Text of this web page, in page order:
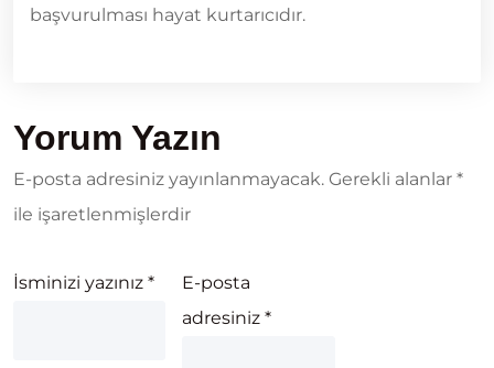
başvurulması hayat kurtarıcıdır.
Yorum Yazın
E-posta adresiniz yayınlanmayacak. Gerekli alanlar *
ile işaretlenmişlerdir
İsminizi yazınız *
E-posta
adresiniz*